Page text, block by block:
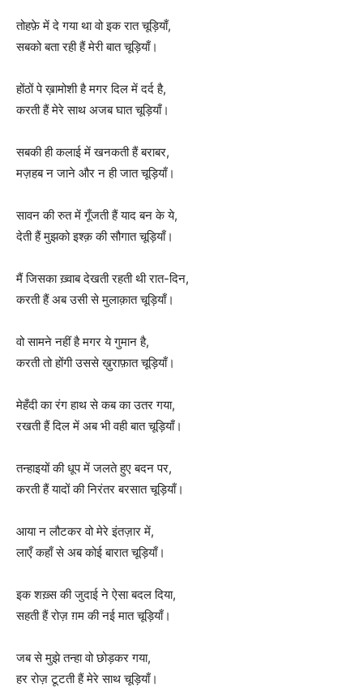
तोहफ़े में दे गया था वो इक रात चूड़ियाँ,
सबको बता रही हैं मेरी बात चूड़ियाँ।
होंठों पे ख़ामोशी है मगर दिल में दर्द है,
करती हैं मेरे साथ अजब घात चूड़ियाँ।
सबकी ही कलाई में खनकती हैं बराबर,
मज़हब न जाने और न ही जात चूड़ियाँ।
सावन की रुत में गूँजती हैं याद बन के ये,
देती हैं मुझको इश्क़ की सौगात चूड़ियाँ।
मैं जिसका ख़्वाब देखती रहती थी रात-दिन,
करती हैं अब उसी से मुलाक़ात चूड़ियाँ।
वो सामने नहीं है मगर ये गुमान है,
करती तो होंगी उससे ख़ुराफ़ात चूड़ियाँ।
मेहँदी का रंग हाथ से कब का उतर गया,
रखती हैं दिल में अब भी वही बात चूड़ियाँ।
तन्हाइयों की धूप में जलते हुए बदन पर,
करती हैं यादों की निरंतर बरसात चूड़ियाँ।
आया न लौटकर वो मेरे इंतज़ार में,
लाएँ कहाँ से अब कोई बारात चूड़ियाँ।
इक शख़्स की जुदाई ने ऐसा बदल दिया,
सहती हैं रोज़ ग़म की नई मात चूड़ियाँ।
जब से मुझे तन्हा वो छोड़कर गया,
हर रोज़ टूटती हैं मेरे साथ चूड़ियाँ।